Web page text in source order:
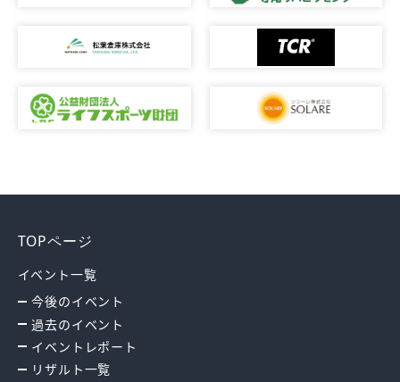
TOPページ
イベント一覧
今後のイベント
過去のイベント
イベントレポート
リザルト一覧